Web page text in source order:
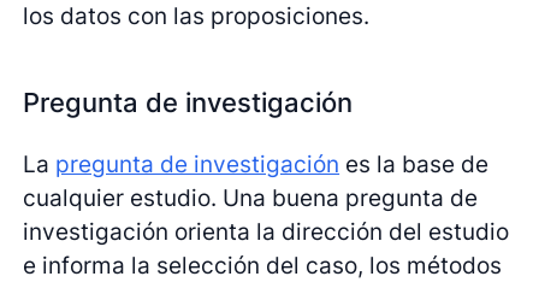
los datos con las proposiciones.
Pregunta de investigación
La pregunta de investigación es la base de
cualquier estudio. Una buena pregunta de
investigación orienta la dirección del estudio
e informa la selección del caso, los métodos